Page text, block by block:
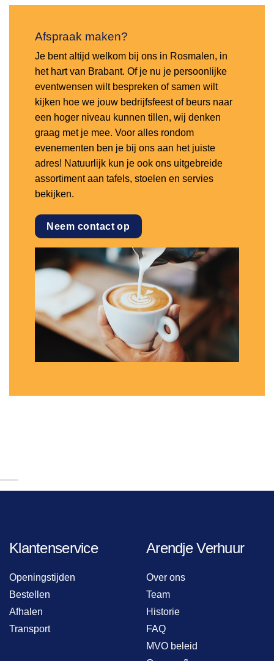
Afspraak maken?
Je bent altijd welkom bij ons in Rosmalen, in
het hart van Brabant. Of je nu je persoonlijke
eventwensen wilt bespreken of samen wilt
kijken hoe we jouw bedrijfsfeest of beurs naar
een hoger niveau kunnen tillen, wij denken
graag met je mee. Voor alles rondom
evenementen ben je bij ons aan het juiste
adres! Natuurlijk kun je ook ons uitgebreide
assortiment aan tafels, stoelen en servies
bekijken.
Neem contact op
Klantenservice
Openingstijden
Bestellen
Afhalen
Transport
Arendje Verhuur
Over ons
Team
Historie
FAQ
MVO beleid